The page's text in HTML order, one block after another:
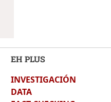
EH PLUS
INVESTIGACIÓN
DATA